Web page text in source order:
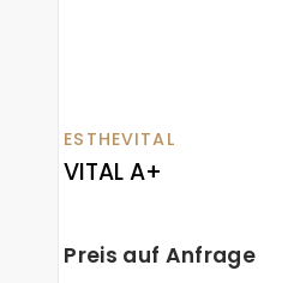
ESTHEVITAL
VITAL A+
Preis auf Anfrage